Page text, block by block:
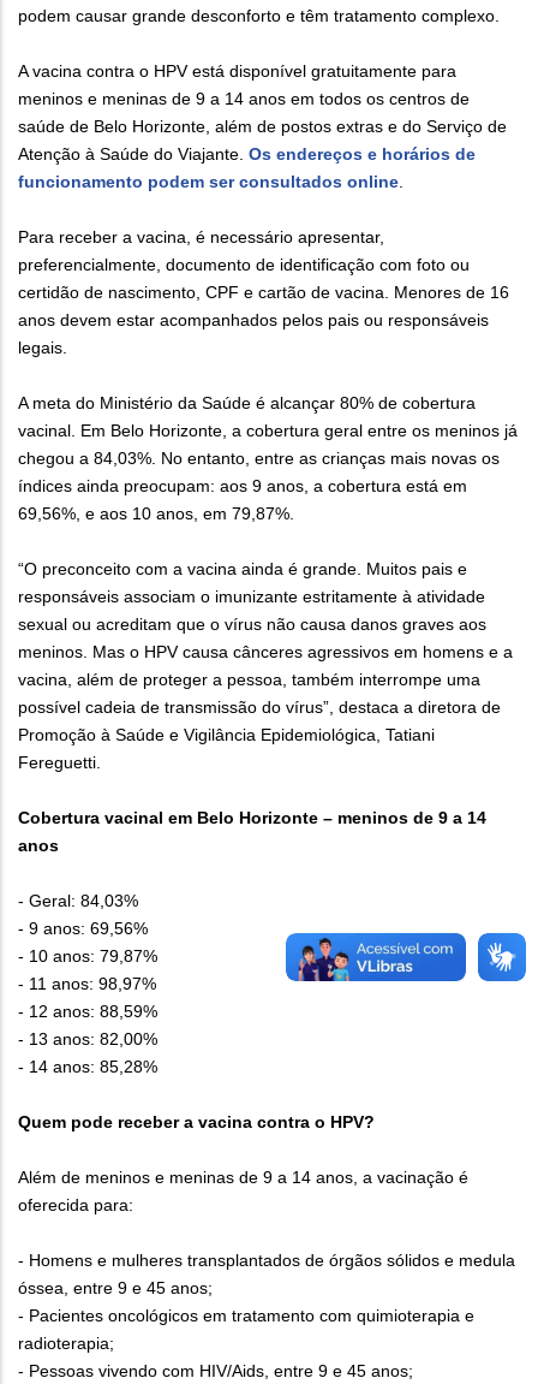
podem causar grande desconforto e têm tratamento complexo.
A vacina contra o HPV está disponível gratuitamente para
meninos e meninas de 9 a 14 anos em todos os centros de
saúde de Belo Horizonte, além de postos extras e do Serviço de
Atenção à Saúde do Viajante. Os endereços e horários de
funcionamento podem ser consultados online.
Para receber a vacina, é necessário apresentar,
preferencialmente, documento de identificação com foto ou
certidão de nascimento, CPF e cartão de vacina. Menores de 16
anos devem estar acompanhados pelos pais ou responsáveis
legais.
A meta do Ministério da Saúde é alcançar 80% de cobertura
vacinal. Em Belo Horizonte, a cobertura geral entre os meninos já
chegou a 84,03%. No entanto, entre as crianças mais novas os
índices ainda preocupam: aos 9 anos, a cobertura está em
69,56%, e aos 10 anos, em 79,87%.
“O preconceito com a vacina ainda é grande. Muitos pais e
responsáveis associam o imunizante estritamente à atividade
sexual ou acreditam que o vírus não causa danos graves aos
meninos. Mas o HPV causa cânceres agressivos em homens e a
vacina, além de proteger a pessoa, também interrompe uma
possível cadeia de transmissão do vírus”, destaca a diretora de
Promoção à Saúde e Vigilância Epidemiológica, Tatiani
Fereguetti.
Cobertura vacinal em Belo Horizonte – meninos de 9 a 14
anos
- Geral: 84,03%
- 9 anos: 69,56%
- 10 anos: 79,87%
- 11 anos: 98,97%
- 12 anos: 88,59%
- 13 anos: 82,00%
- 14 anos: 85,28%
Quem pode receber a vacina contra o HPV?
Além de meninos e meninas de 9 a 14 anos, a vacinação é
oferecida para:
- Homens e mulheres transplantados de órgãos sólidos e medula
óssea, entre 9 e 45 anos;
- Pacientes oncológicos em tratamento com quimioterapia e
radioterapia;
- Pessoas vivendo com HIV/Aids, entre 9 e 45 anos;